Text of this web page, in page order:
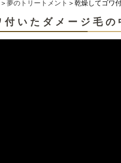
＞夢のトリートメント ＞乾燥してゴワ
付いたダメージ毛